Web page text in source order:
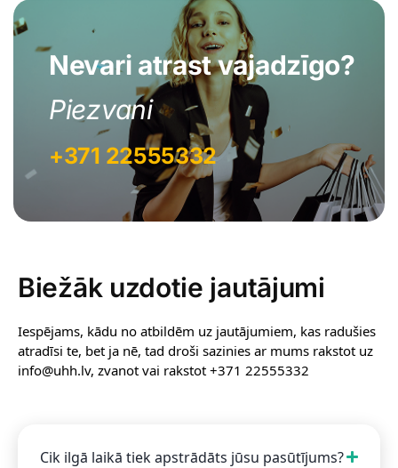
Nevari atrast vajadzīgo?
Piezvani
+371 22555332
Biežāk uzdotie jautājumi
Iespējams, kādu no atbildēm uz jautājumiem, kas radušies
atradīsi te, bet ja nē, tad droši sazinies ar mums rakstot uz
info@uhh.lv, zvanot vai rakstot +371 22555332
Cik ilgā laikā tiek apstrādāts jūsu pasūtījums?